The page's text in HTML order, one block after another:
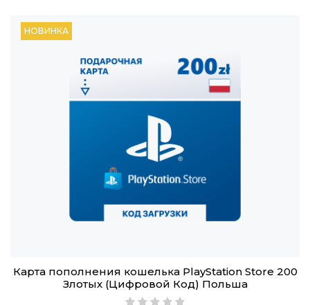
НОВИНКА
Карта пополнения кошелька PlayStation Store 200
Злотых (Цифровой Код) Польша